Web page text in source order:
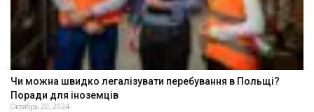
Чи можна швидко легалізувати перебування в Польщі?
Поради для іноземців
Октябрь 20, 2024